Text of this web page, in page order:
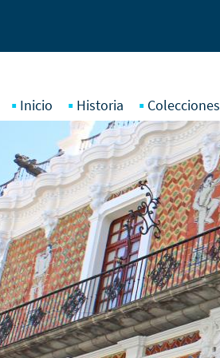
Inicio Historia Colecciones